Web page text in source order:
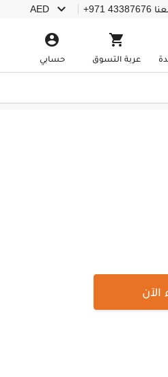
+971 43387676
AED 

عربة التسوق

حسابي
الآن